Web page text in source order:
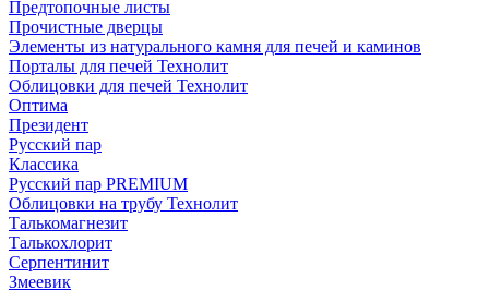
Предтопочные листы
Прочистные дверцы
Элементы из натурального камня для печей и каминов
Порталы для печей Технолит
Облицовки для печей Технолит
Оптима
Президент
Русский пар
Классика
Русский пар PREMIUM
Облицовки на трубу Технолит
Талькомагнезит
Талькохлорит
Серпентинит
Змеевик